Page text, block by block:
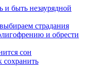
и быть незаурядной
страдания
и обрести
сон
сохранить